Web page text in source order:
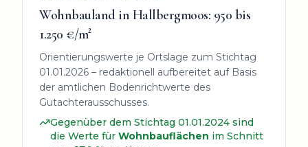
Wohnbauland in Hallbergmoos: 950 bis
1.250 €/m²
Orientierungswerte je Ortslage zum Stichtag
01.01.2026 – redaktionell aufbereitet auf Basis
der amtlichen Bodenrichtwerte des
Gutachterausschusses.
Gegenüber dem Stichtag 01.01.2024 sind
die Werte für Wohnbauflächen im Schnitt